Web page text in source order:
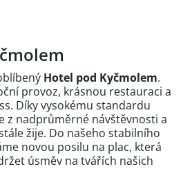
Hotel pod Kyčmolem.
provoz, krásnou restauraci a
Díky vysokému standardu
z nadprůměrné návštěvnosti a
žije. Do našeho stabilního
novou posilu na plac, která
úsměv na tvářích našich